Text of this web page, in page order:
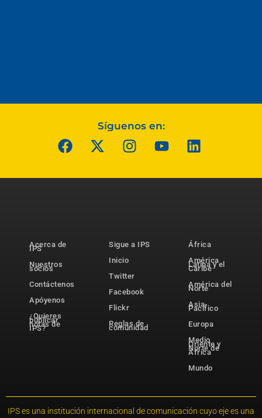
Síguenos en:
Acerca de
IPS
Nuestros
socios
Contáctenos
Apóyenos
¿Quieres
publicar
notas de
IPS?
Sigue a IPS
Inicio
Twitter
Facebook
Flickr
Reglas de
comunidad
África
América
Latina y el
Caribe
América del
Norte
Asia-
Pacífico
Europa
Medio
Oriente y
Norte de
África
Mundo
IPS es una institución internacional de comunicación cuyo eje es una